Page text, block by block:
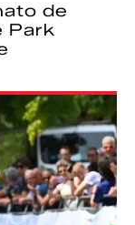
de
Park